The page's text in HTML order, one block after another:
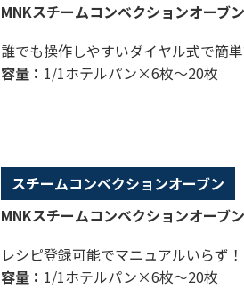
MNKスチームコンベクションオーブ
誰でも操作しやすいダイヤル式で簡単
容量： 1/1ホテルパン×6枚～20枚
スチームコンベクションオーブン
MNKスチームコンベクションオーブ
レシピ登録可能でマニュアルいらず
容量： 1/1ホテルパン×6枚～20枚